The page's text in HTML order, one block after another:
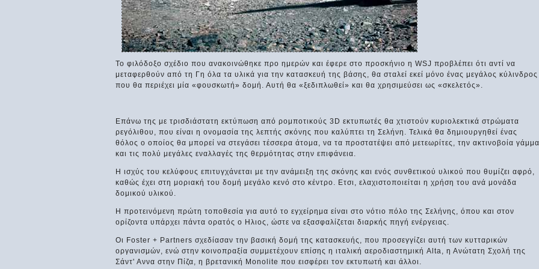
Το φιλόδοξο σχέδιο που ανακοινώθηκε προ ημερών και έφερε στο προσκήνιο η WSJ προβλέπει ότι αντί να
μεταφερθούν από τη Γη όλα τα υλικά για την κατασκευή της βάσης, θα σταλεί εκεί μόνο ένας μεγάλος κύλινδρος
που θα περιέχει μία «φουσκωτή» δομή. Αυτή θα «ξεδιπλωθεί» και θα χρησιμεύσει ως «σκελετός».
Επάνω της με τρισδιάστατη εκτύπωση από ρομποτικούς 3D εκτυπωτές θα χτιστούν κυριολεκτικά στρώματα
ρεγόλιθου, που είναι η ονομασία της λεπτής σκόνης που καλύπτει τη Σελήνη. Τελικά θα δημιουργηθεί ένας
θόλος ο οποίος θα μπορεί να στεγάσει τέσσερα άτομα, να τα προστατέψει από μετεωρίτες, την ακτινοβοία γάμμα
και τις πολύ μεγάλες εναλλαγές της θερμότητας στην επιφάνεια.
Η ισχύς του κελύφους επιτυγχάνεται με την ανάμειξη της σκόνης και ενός συνθετικού υλικού που θυμίζει αφρό,
καθώς έχει στη μοριακή του δομή μεγάλο κενό στο κέντρο. Ετσι, ελαχιστοποιείται η χρήση του ανά μονάδα
δομικού υλικού.
Η προτεινόμενη πρώτη τοποθεσία για αυτό το εγχείρημα είναι στο νότιο πόλο της Σελήνης, όπου και στον
ορίζοντα υπάρχει πάντα ορατός ο Ηλιος, ώστε να εξασφαλίζεται διαρκής πηγή ενέργειας.
Οι Foster + Partners σχεδίασαν την βασική δομή της κατασκευής, που προσεγγίζει αυτή των κυτταρικών
οργανισμών, ενώ στην κοινοπραξία συμμετέχουν επίσης η ιταλική αεροδιαστημική Alta, η Ανώτατη Σχολή της
Σάντ' Αννα στην Πίζα, η βρετανική Monolite που εισφέρει τον εκτυπωτή και άλλοι.